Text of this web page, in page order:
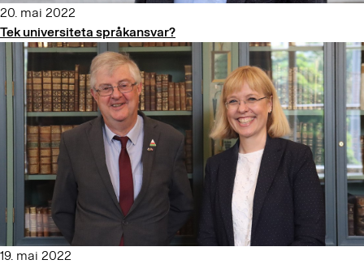
20. mai 2022
Tek universiteta språkansvar?
19. mai 2022